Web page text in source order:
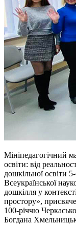
Мініпедагогічний
освіти: від
дошкільної освіти
Всеукраїнської
дошкілля у
простору»,
100-річчю
Богдана